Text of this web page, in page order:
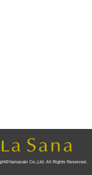
Co.,Ltd. All Rights Reserved.